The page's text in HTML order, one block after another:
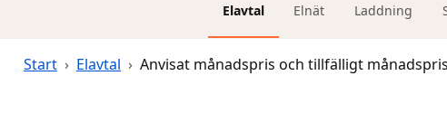
Elavtal Elnät Laddning
Start › Elavtal › Anvisat månadspris och tillfälligt månadspris